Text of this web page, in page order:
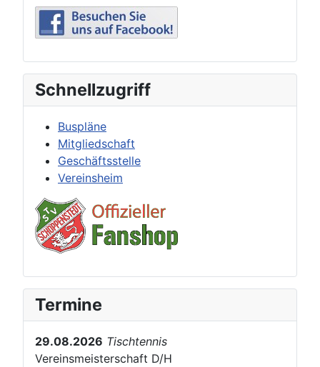
Schnellzugriff
Buspläne
Mitgliedschaft
Geschäftsstelle
Vereinsheim
Termine
29.08.2026 Tischtennis
Vereinsmeisterschaft D/H